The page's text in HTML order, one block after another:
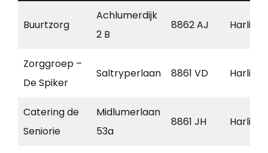
Buurtzorg
Achlumerdijk
2 B
8862 AJ
Zorggroep –
De Spiker
Saltryperlaan 8861 VD
Catering de
Seniorie
Midlumerlaan
53a
8861 JH